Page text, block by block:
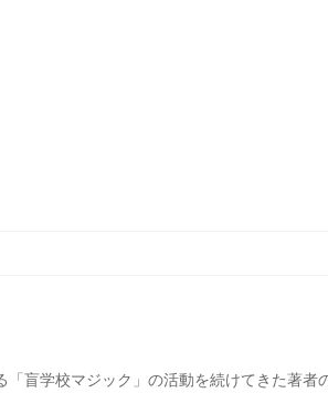
盲学校マジック」の活動を続けてきた著者